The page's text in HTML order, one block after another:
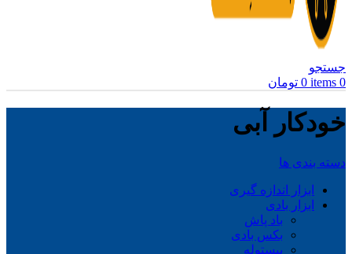
جستجو
0
items
0 تومان
خودکار آبی
دسته بندی ها
ابزار اندازه گیری
ابزار بادی
باد پاش
بکس بادی
پیستوله